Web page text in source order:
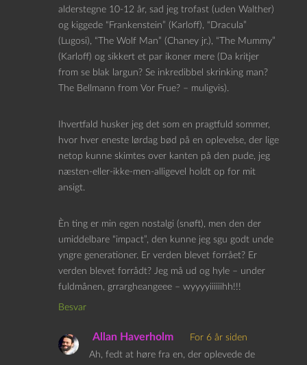
alderstegne 10-12 år, sad jeg trofast (uden Walther)
og kiggede “Frankenstein” (Karloff), “Dracula”
(Lugosi), “The Wolf Man” (Chaney jr.), “The Mummy”
(Karloff) og sikkert et par ikoner mere (Da kritjer
from se blak largun? Se inkredibbel skrinking man?
The Bellmann from Vor Frue? – muligvis).
Ihvertfald husker jeg det som en pragtfuld sommer,
hvor hver eneste lørdag bød på en oplevelse, der lige
netop kunne skimtes over kanten på den pude, jeg
næsten-eller-ikke-men-alligevel holdt op for mit
ansigt.
Èn ting er min egen nostalgi (snøft), men den der
umiddelbare “impact”, den kunne jeg sgu godt unde
yngre generationer. Er verden blevet forrået? Er
verden blevet forrådt? Jeg må ud og hyle – under
fuldmånen, grrargheangeee – wyyyyiiiiiihh!!!
Besvar
Allan Haverholm
For 6 år siden
Ah, fedt at høre fra en, der oplevede de